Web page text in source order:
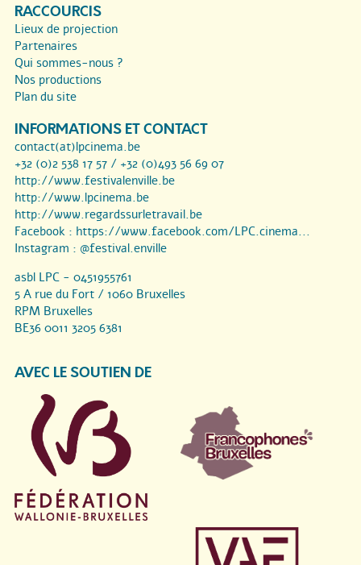
RACCOURCIS
Lieux de projection
Partenaires
Qui sommes-nous ?
Nos productions
Plan du site
INFORMATIONS ET CONTACT
contact(at)lpcinema.be
+32 (0)2 538 17 57 / +32 (0)493 56 69 07
http://www.festivalenville.be
http://www.lpcinema.be
http://www.regardssurletravail.be
Facebook : https://www.facebook.com/LPC.cinema...
Instagram : @festival.enville
asbl LPC - 0451955761
5 A rue du Fort / 1060 Bruxelles
RPM Bruxelles
BE36 0011 3205 6381
AVEC LE SOUTIEN DE